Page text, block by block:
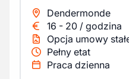
Dendermonde
16 - 20 / godzina
Opcja umowy
Pełny etat
Praca dzienna